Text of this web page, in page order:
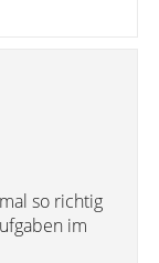
so richtig
im